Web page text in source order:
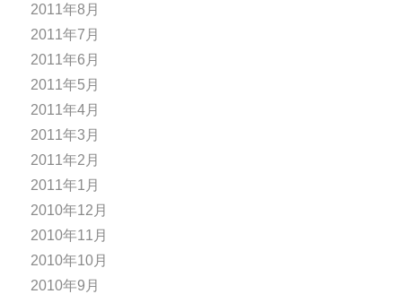
2011年8月
2011年7月
2011年6月
2011年5月
2011年4月
2011年3月
2011年2月
2011年1月
2010年12月
2010年11月
2010年10月
2010年9月